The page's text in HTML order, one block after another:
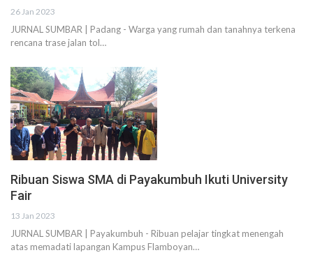
26 Jan 2023
JURNAL SUMBAR | Padang - Warga yang rumah dan tanahnya terkena
rencana trase jalan tol…
Ribuan Siswa SMA di Payakumbuh Ikuti University
Fair
13 Jan 2023
JURNAL SUMBAR | Payakumbuh - Ribuan pelajar tingkat menengah
atas memadati lapangan Kampus Flamboyan…